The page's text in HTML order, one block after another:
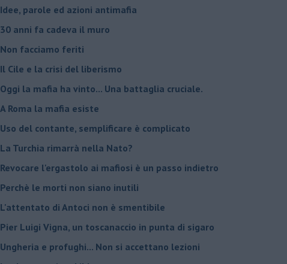
Idee, parole ed azioni antimafia
30 anni fa cadeva il muro
Non facciamo feriti
Il Cile e la crisi del liberismo
Oggi la mafia ha vinto... Una battaglia cruciale.
A Roma la mafia esiste
Uso del contante, semplificare è complicato
La Turchia rimarrà nella Nato?
Revocare l'ergastolo ai mafiosi è un passo indietro
Perchè le morti non siano inutili
L'attentato di Antoci non è smentibile
Pier Luigi Vigna, un toscanaccio in punta di sigaro
Ungheria e profughi... Non si accettano lezioni